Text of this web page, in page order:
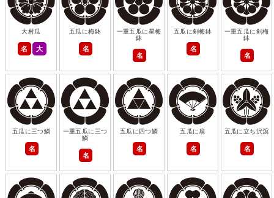
大村瓜
名 大
五瓜に梅鉢
名
一重五瓜に星梅
鉢
名
五瓜に剣梅鉢
名
一重五瓜に剣梅
鉢
名
五瓜に三つ鱗
名
一重五瓜に三つ
鱗
名
五瓜に四つ鱗
名
五瓜に扇
名
五瓜に立ち沢瀉
名